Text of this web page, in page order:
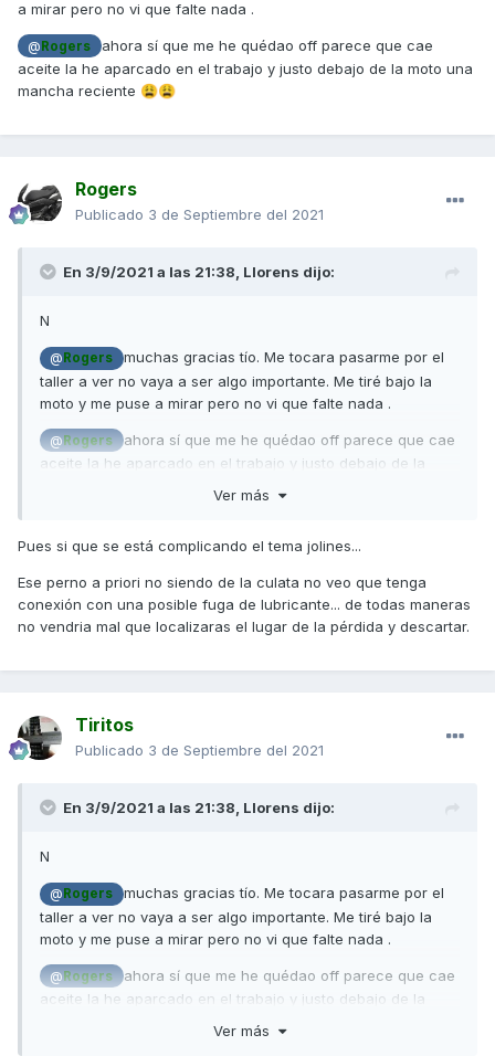
a mirar pero no vi que falte nada .
@Rogers
ahora sí que me he quédao off parece que cae
aceite la he aparcado en el trabajo y justo debajo de la moto una
mancha reciente 😩😩
Rogers
Publicado 3 de Septiembre del 2021
En 3/9/2021 a las 21:38, Llorens dijo:
N
@ Rogers
muchas gracias tío. Me tocara pasarme por el
taller a ver no vaya a ser algo importante. Me tiré bajo la
moto y me puse a mirar pero no vi que falte nada .
@Rogers
ahora sí que me he quédao off parece que cae
aceite la he aparcado en el trabajo y justo debajo de la
Ver más
Pues si que se está complicando el tema jolines...
Ese perno a priori no siendo de la culata no veo que tenga
conexión con una posible fuga de lubricante... de todas maneras
no vendria mal que localizaras el lugar de la pérdida y descartar.
Tiritos
Publicado 3 de Septiembre del 2021
En 3/9/2021 a las 21:38, Llorens dijo:
N
@ Rogers
muchas gracias tío. Me tocara pasarme por el
taller a ver no vaya a ser algo importante. Me tiré bajo la
moto y me puse a mirar pero no vi que falte nada .
@Rogers
ahora sí que me he quédao off parece que cae
aceite la he aparcado en el trabajo y justo debajo de la
Ver más